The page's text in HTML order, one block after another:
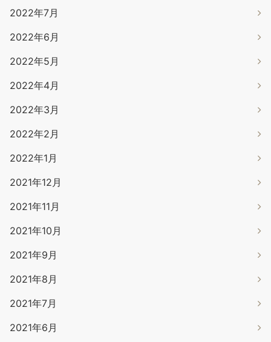
2022年7月
2022年6月
2022年5月
2022年4月
2022年3月
2022年2月
2022年1月
2021年12月
2021年11月
2021年10月
2021年9月
2021年8月
2021年7月
2021年6月